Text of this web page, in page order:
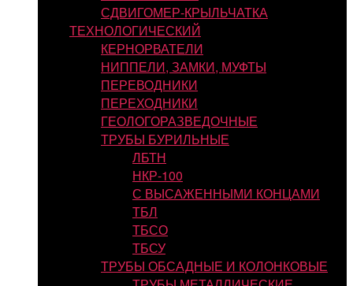
СДВИГОМЕР-КРЫЛЬЧАТКА
ТЕХНОЛОГИЧЕСКИЙ
КЕРНОРВАТЕЛИ
НИППЕЛИ, ЗАМКИ, МУФТЫ
ПЕРЕВОДНИКИ
ПЕРЕХОДНИКИ
ГЕОЛОГОРАЗВЕДОЧНЫЕ
ТРУБЫ БУРИЛЬНЫЕ
ЛБТН
НКР-100
С ВЫСАЖЕННЫМИ КОНЦАМИ
ТБЛ
ТБСО
ТБСУ
ТРУБЫ ОБСАДНЫЕ И КОЛОНКОВЫЕ